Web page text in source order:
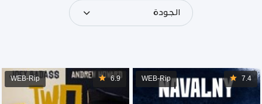
الجودة
7.4
WEB-Rip
6.9
WEB-Rip